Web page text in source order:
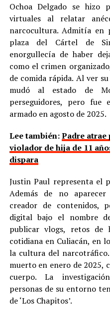
Ochoa Delgado se hizo
virtuales al relatar
narcocultura. Admitía en
plaza del Cártel de
enorgullecía de haber
como el crimen
de comida rápida. Al ver
mudó al estado de
perseguidores, pero fue
armado en agosto de 2025.
Lee también:Padre
violador de hija de 11
dispara
Justin Paul representa el
Además de no
creador de contenidos,
digital bajo el nombre
publicar vlogs, retos
cotidiana en Culiacán, en
la cultura del
muerto en enero de 2025,
cuerpo. La
personas de su entorno
de ‘Los Chapitos’.